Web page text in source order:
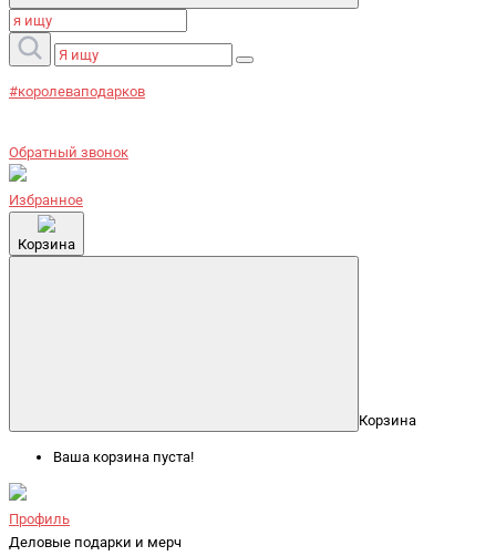
#королеваподарков
Обратный звонок
Избранное
Корзина
Корзина
Ваша корзина пуста!
Профиль
Деловые подарки и мерч